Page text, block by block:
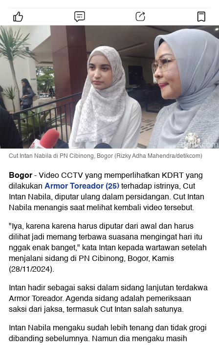
Cut Intan Nabila di PN Cibinong, Bogor (Rizky Adha Mahendra/detikcom)
Bogor-Video CCTV yang memperlihatkan KDRT yang
dilakukanArmor Toreador (25)terhadap istrinya, Cut
Intan Nabila, diputar ulang dalam persidangan. Cut Intan
Nabila menangis saat melihat kembali video tersebut.
"Iya, karena karena harus diputar dari awal dan harus
dilihat jadi memang terbawa suasana mengingat hari itu
nggak enak banget," kata Intan kepada wartawan setelah
menjalani sidang di PN Cibinong, Bogor, Kamis
(28/11/2024).
Intan hadir sebagai saksi dalam sidang lanjutan terdakwa
Armor Toreador. Agenda sidang adalah pemeriksaan
saksi dari jaksa, termasuk Cut Intan salah satunya.
Intan Nabila mengaku sudah lebih tenang dan tidak grogi
dibanding sebelumnya. Namun dia mengaku masih